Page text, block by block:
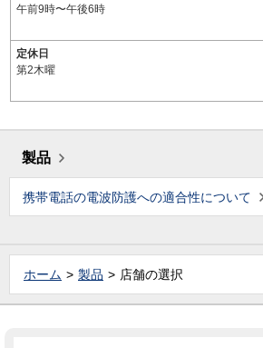
午前9時〜午後6時
定休日
第2木曜
製品
携帯電話の電波防護への適合性について
ホーム 製品 店舗の選択